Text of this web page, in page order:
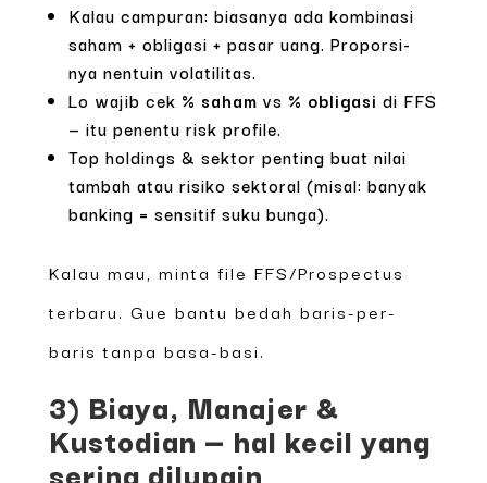
Kalau campuran: biasanya ada kombinasi
saham + obligasi + pasar uang. Proporsi-
nya nentuin volatilitas.
Lo wajib cek % saham vs % obligasi di FFS
— itu penentu risk profile.
Top holdings & sektor penting buat nilai
tambah atau risiko sektoral (misal: banyak
banking = sensitif suku bunga).
Kalau mau, minta file FFS/Prospectus
terbaru. Gue bantu bedah baris-per-
baris tanpa basa-basi.
3) Biaya, Manajer &
Kustodian — hal kecil yang
sering dilupain